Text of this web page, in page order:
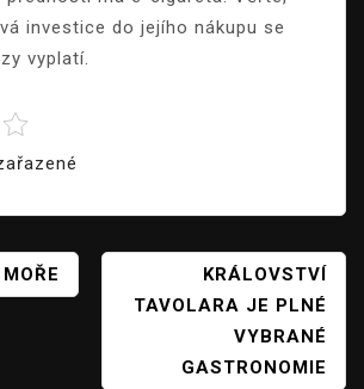
investice do jejího nákupu se
vyplatí.
KRÁLOVSTVÍ
TAVOLARA JE PLNÉ
VYBRANÉ
GASTRONOMIE